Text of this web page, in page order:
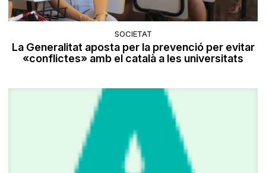
SOCIETAT
La Generalitat aposta per la prevenció per evitar
«conflictes» amb el català a les universitats